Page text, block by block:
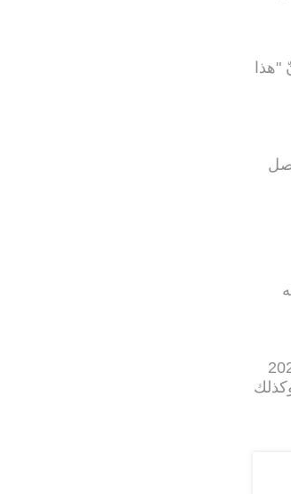
"هذا
المدنيّة في حقّ ترامب ونجليه في خريف 2022
وكذلك